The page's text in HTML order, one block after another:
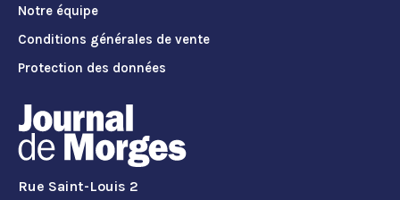
Notre équipe
Conditions générales de vente
Protection des données
Rue Saint-Louis 2